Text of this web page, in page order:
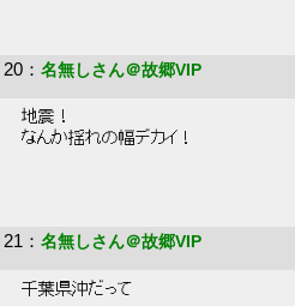
20 ： 名無しさん＠故郷VIP
地震！
なんか揺れの幅デカイ！
21 ： 名無しさん＠故郷VIP
千葉県沖だって